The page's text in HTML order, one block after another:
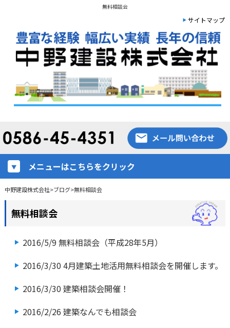
無料相談会
サイトマップ
メニューはこちらをクリック
中野建設株式会社>ブログ>無料相談会
無料相談会
2016/5/9無料相談会（平成28年5月）
2016/3/30 4月建築土地活用無料相談会を開催します。
2016/3/30 建築相談会開催！
2016/2/26 建築なんでも相談会